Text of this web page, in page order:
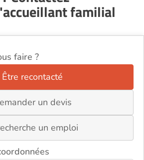
familial
faire ?
Être recontacté
un devis
un emploi